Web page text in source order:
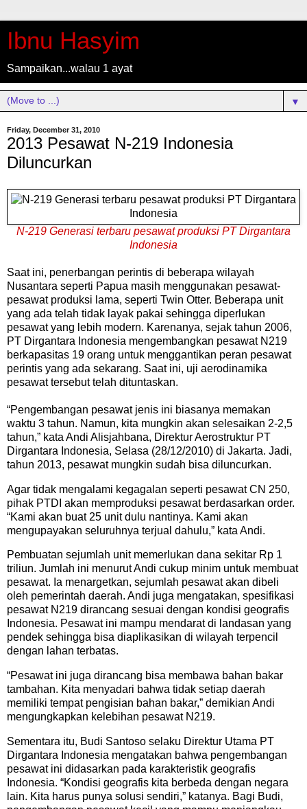
Ibnu Hasyim
Sampaikan...walau 1 ayat
▼
Friday, December 31, 2010
2013 Pesawat N-219 Indonesia
Diluncurkan
N-219 Generasi terbaru pesawat produksi PT Dirgantara
Indonesia
Saat ini, penerbangan perintis di beberapa wilayah
Nusantara seperti Papua masih menggunakan pesawat-
pesawat produksi lama, seperti Twin Otter. Beberapa unit
yang ada telah tidak layak pakai sehingga diperlukan
pesawat yang lebih modern. Karenanya, sejak tahun 2006,
PT Dirgantara Indonesia mengembangkan pesawat N219
berkapasitas 19 orang untuk menggantikan peran pesawat
perintis yang ada sekarang. Saat ini, uji aerodinamika
pesawat tersebut telah dituntaskan.
“Pengembangan pesawat jenis ini biasanya memakan
waktu 3 tahun. Namun, kita mungkin akan selesaikan 2-2,5
tahun,” kata Andi Alisjahbana, Direktur Aerostruktur PT
Dirgantara Indonesia, Selasa (28/12/2010) di Jakarta. Jadi,
tahun 2013, pesawat mungkin sudah bisa diluncurkan.
Agar tidak mengalami kegagalan seperti pesawat CN 250,
pihak PTDI akan memproduksi pesawat berdasarkan order.
“Kami akan buat 25 unit dulu nantinya. Kami akan
mengupayakan seluruhnya terjual dahulu,” kata Andi.
Pembuatan sejumlah unit memerlukan dana sekitar Rp 1
triliun. Jumlah ini menurut Andi cukup minim untuk membuat
pesawat. Ia menargetkan, sejumlah pesawat akan dibeli
oleh pemerintah daerah. Andi juga mengatakan, spesifikasi
pesawat N219 dirancang sesuai dengan kondisi geografis
Indonesia. Pesawat ini mampu mendarat di landasan yang
pendek sehingga bisa diaplikasikan di wilayah terpencil
dengan lahan terbatas.
“Pesawat ini juga dirancang bisa membawa bahan bakar
tambahan. Kita menyadari bahwa tidak setiap daerah
memiliki tempat pengisian bahan bakar,” demikian Andi
mengungkapkan kelebihan pesawat N219.
Sementara itu, Budi Santoso selaku Direktur Utama PT
Dirgantara Indonesia mengatakan bahwa pengembangan
pesawat ini didasarkan pada karakteristik geografis
Indonesia. “Kondisi geografis kita berbeda dengan negara
lain. Kita harus punya solusi sendiri,” katanya. Bagi Budi,